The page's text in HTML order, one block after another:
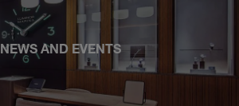
NEWS AND EVENTS